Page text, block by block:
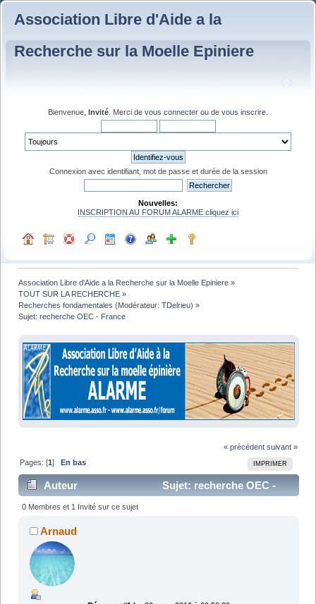
Association Libre d'Aide a la
Recherche sur la Moelle Epiniere
Bienvenue, Invité . Merci de vous connecter ou de vous inscrire
Connexion avec identifiant, mot de passe et durée de la session
Nouvelles:
INSCRIPTION AU FORUM ALARME cliquez ici
Association Libre d'Aide a la Recherche sur la Moelle Epiniere »
TOUT SUR LA RECHERCHE »
Recherches fondamentales (Modérateur:TDelrieu) »
Sujet:recherche OEC - France
« précédent suivant »
IMPRIMER
Pages: [1] En bas
Auteur
Sujet: recherche OEC -
France (Lu 8272 fois)
0 Membres et 1 Invité sur ce sujet
Arnaud